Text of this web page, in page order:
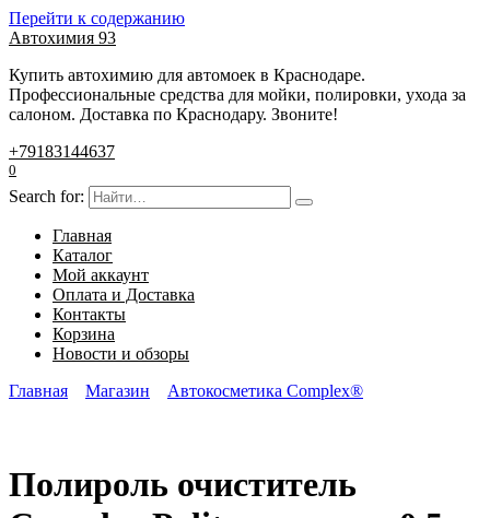
Перейти к содержанию
Автохимия 93
Купить автохимию для автомоек в Краснодаре.
Профессиональные средства для мойки, полировки, ухода за
салоном. Доставка по Краснодару. Звоните!
+79183144637
0
Search for:
Главная
Каталог
Мой аккаунт
Оплата и Доставка
Контакты
Корзина
Новости и обзоры
Главная
Магазин Автокосметика Complex®
Полироль очиститель